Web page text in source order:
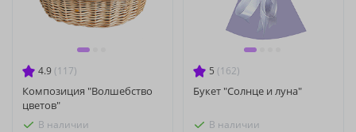
4.9 (117)
Композиция "Волшебство
цветов"
В наличии
5 (162)
Букет "Солнце и луна"
В наличии